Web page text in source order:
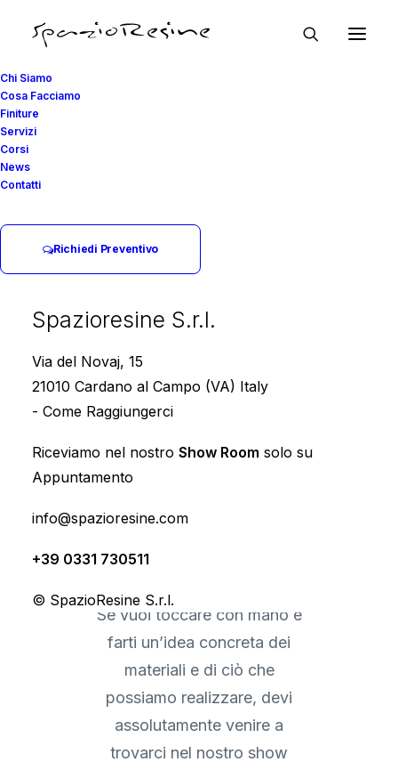
Chi Siamo
Cosa Facciamo
Finiture
Servizi
Corsi
News
Contatti
Richiedi Preventivo
Spazioresine S.r.l.
Via del Novaj, 15
21010 Cardano al Campo (VA) Italy
- Come Raggiungerci
Riceviamo nel nostro Show Room solo su
Appuntamento
info@spazioresine.com
+39 0331 730511
© SpazioResine S.r.l.
PRENOTA
Appuntamento
Se vuoi toccare con mano e
farti un’idea concreta dei
materiali e di ciò che
possiamo realizzare, devi
assolutamente venire a
trovarci nel nostro show